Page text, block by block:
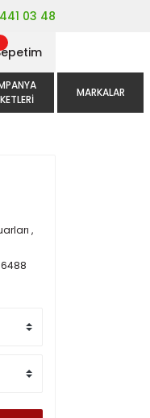
441 03 48
MARKALAR
,